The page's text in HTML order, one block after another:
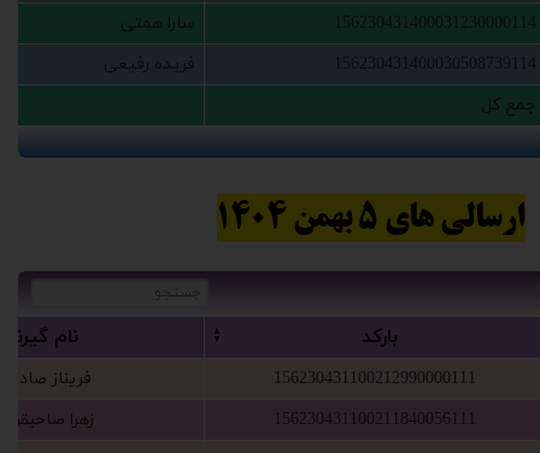
156230431400031230000114
‫سارا همتی
156230431400030508739114
‫فریده رفیعی‬‏
‫جمع کل‬‏
‫بارکد‬‏ ‫نام
156230431100212990000111
‫فریناز صادق
156230431100211840056111
‫زهرا
ارسالی های 5 بهمن 1404